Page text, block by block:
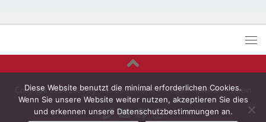
Copyright 2014-2026 byTanzen in Kiel e.V.- Post - Telekom - Verein
Diese Website benutzt die minimal erforderlichen Cookies.
Wenn Sie unsere Website weiter nutzen, akzeptieren Sie dies
und erkennen unsere Datenschutzbestimmungen an.